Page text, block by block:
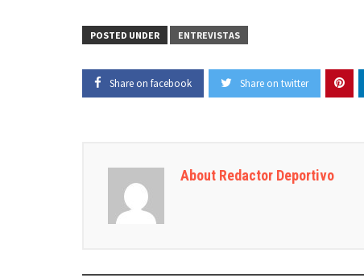
POSTED UNDER ENTREVISTAS
Share on facebook Share on twitter
About Redactor Deportivo